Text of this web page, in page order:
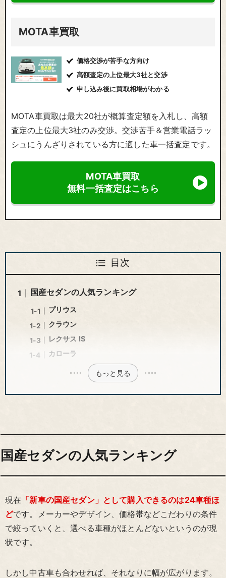
MOTA車買取
価格交渉が苦手な方向け
高額査定の上位最大3社と交渉
申し込み後に買取相場がわかる
MOTA車買取は最大20社が概算査定額を入札し、高額
査定の上位最大3社のみ交渉。交渉苦手＆営業電話ラッ
シュにうんざりされている方に適した車一括査定です。
MOTA車買取
無料一括査定はこちら
目次
国産セダンの人気ランキング
プリウス
クラウン
レクサス IS
カローラ
もっと見る
国産セダンの人気ランキング
現在 「新車の国産セダン」として購入できるのは24車種ほ
どです。メーカーやデザイン、価格帯などこだわりの条件
で絞っていくと、選べる車種がほとんどないというのが現
状です。
しかし中古車も合わせれば、それなりに幅が広がります。